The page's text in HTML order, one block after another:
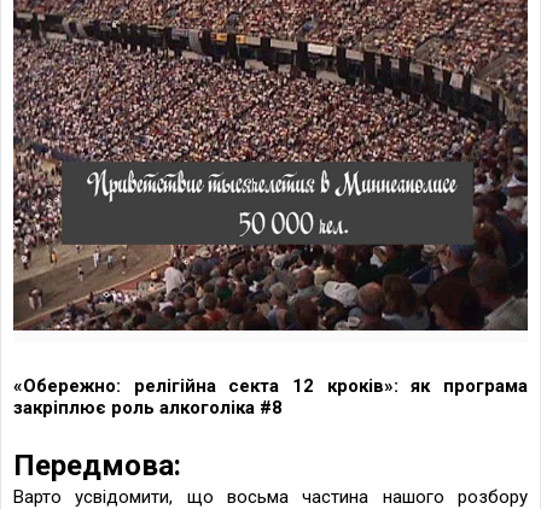
«Обережно: релігійна секта 12 кроків»: як програма
закріплює роль алкоголіка #8
Передмова:
Варто усвідомити, що восьма частина нашого розбору